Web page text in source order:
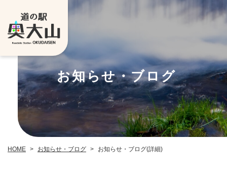
お知らせ・ブログ
HOME > お知らせ・ブログ > お知らせ・ブログ(詳細)